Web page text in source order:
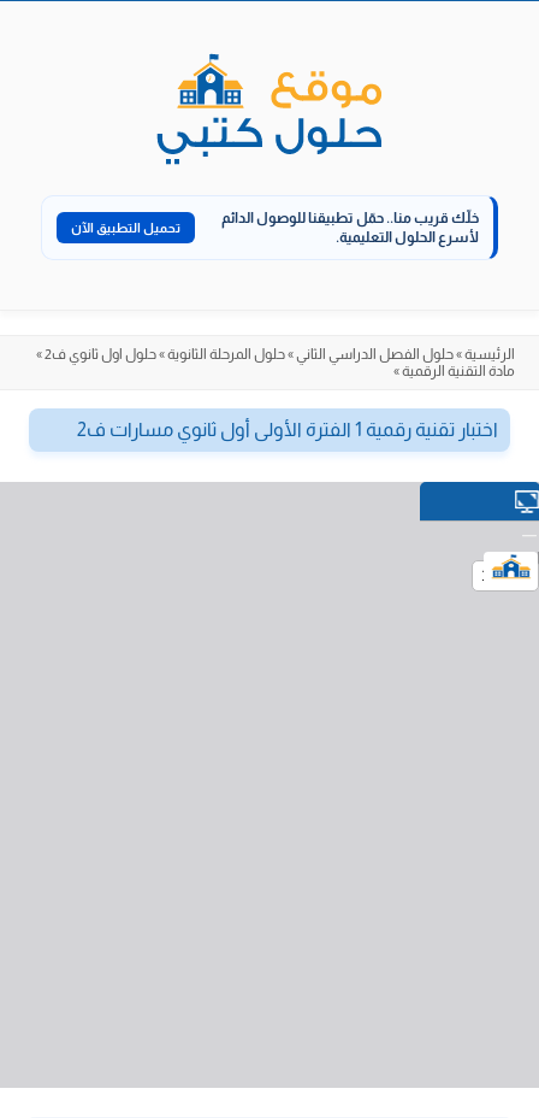
خلّك قريب منا.. حمّل تطبيقنا للوصول الدائم
لأسرع الحلول التعليمية.
تحميل التطبيق الآن
الرئيسية»حلول الفصل الدراسي الثاني»حلول المرحلة الثانوية»حلول اول ثانوي ف2 »
مادة التقنية الرقمية»
اختبار تقنية رقمية 1 الفترة الأولى أول ثانوي مسارات ف2